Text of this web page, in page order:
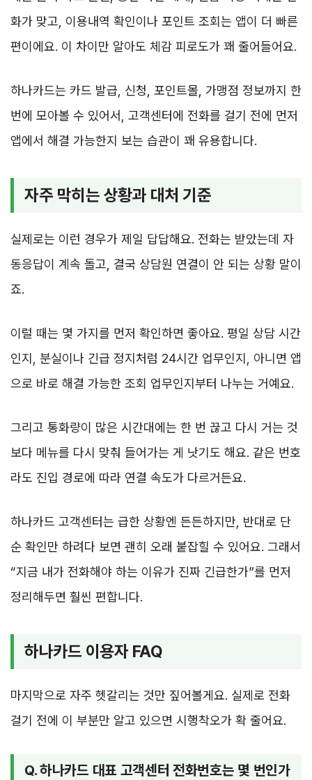
화가 맞고, 이용내역 확인이나 포인트 조회는 앱이 더 빠른
편이에요. 이 차이만 알아도 체감 피로도가 꽤 줄어들어요.
하나카드는 카드 발급, 신청, 포인트몰, 가맹점 정보까지 한
번에 모아볼 수 있어서, 고객센터에 전화를 걸기 전에 먼저
앱에서 해결 가능한지 보는 습관이 꽤 유용합니다.
자주 막히는 상황과 대처 기준
실제로는 이런 경우가 제일 답답해요. 전화는 받았는데 자
동응답이 계속 돌고, 결국 상담원 연결이 안 되는 상황 말이
죠.
이럴 때는 몇 가지를 먼저 확인하면 좋아요. 평일 상담 시간
인지, 분실이나 긴급 정지처럼 24시간 업무인지, 아니면 앱
으로 바로 해결 가능한 조회 업무인지부터 나누는 거예요.
그리고 통화량이 많은 시간대에는 한 번 끊고 다시 거는 것
보다 메뉴를 다시 맞춰 들어가는 게 낫기도 해요. 같은 번호
라도 진입 경로에 따라 연결 속도가 다르거든요.
하나카드 고객센터는 급한 상황엔 든든하지만, 반대로 단
순 확인만 하려다 보면 괜히 오래 붙잡힐 수 있어요. 그래서
“지금 내가 전화해야 하는 이유가 진짜 긴급한가”를 먼저
정리해두면 훨씬 편합니다.
하나카드 이용자 FAQ
마지막으로 자주 헷갈리는 것만 짚어볼게요. 실제로 전화
걸기 전에 이 부분만 알고 있으면 시행착오가 확 줄어요.
Q. 하나카드 대표 고객센터 전화번호는 몇 번인가